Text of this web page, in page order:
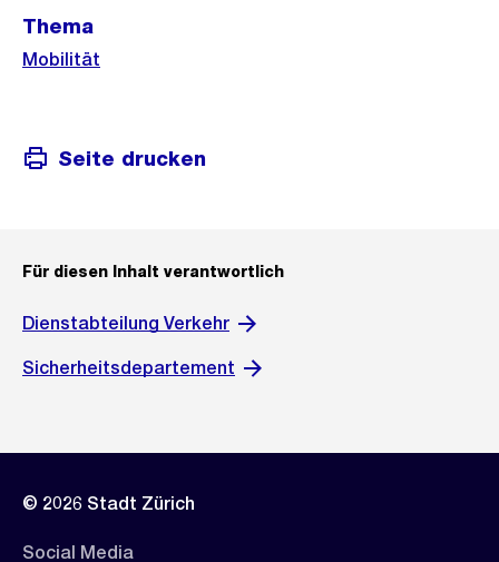
Weitere
Informationen
Thema
Mobilität
Seite drucken
Für diesen Inhalt verantwortlich
Dienstabteilung Verkehr
Sicherheitsdepartement
© 2026 Stadt Zürich
Social Media